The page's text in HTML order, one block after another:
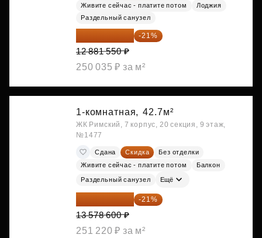
Живите сейчас - платите потом
Лоджия
Раздельный санузел
10 176 425 ₽ -21%
12 881 550 ₽
250 035 ₽ за м²
1-комнатная, 42.7м²
ЖК Римский, 7 корпус, 20 секция, 9 этаж,
№1477
Сдана Скидка
Без отделки
Живите сейчас - платите потом
Балкон
Раздельный санузел Ещё
10 727 094 ₽ -21%
13 578 600 ₽
251 220 ₽ за м²